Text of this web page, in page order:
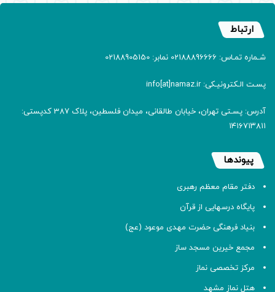
ارتباط
شـماره تمـاس: 02188896666 نمابر: 02188905150
پسـت الـکترونیـکی: info[at]namaz.ir
آدرس: پسـتی تهران، خیابان طالقانی، میدان فلسطین، پلاک 387 کدپستی:
۱۴۱۶۷۱۳۸۱۱
پیوندها
دفتر مقام معظم رهبری
پایگاه درسهایی از قرآن
بنیاد فرهنگی حضرت مهدی موعود (عج)
مجمع خیرین مسجد ساز
مرکز تخصصی نماز
هتل نماز مشهد